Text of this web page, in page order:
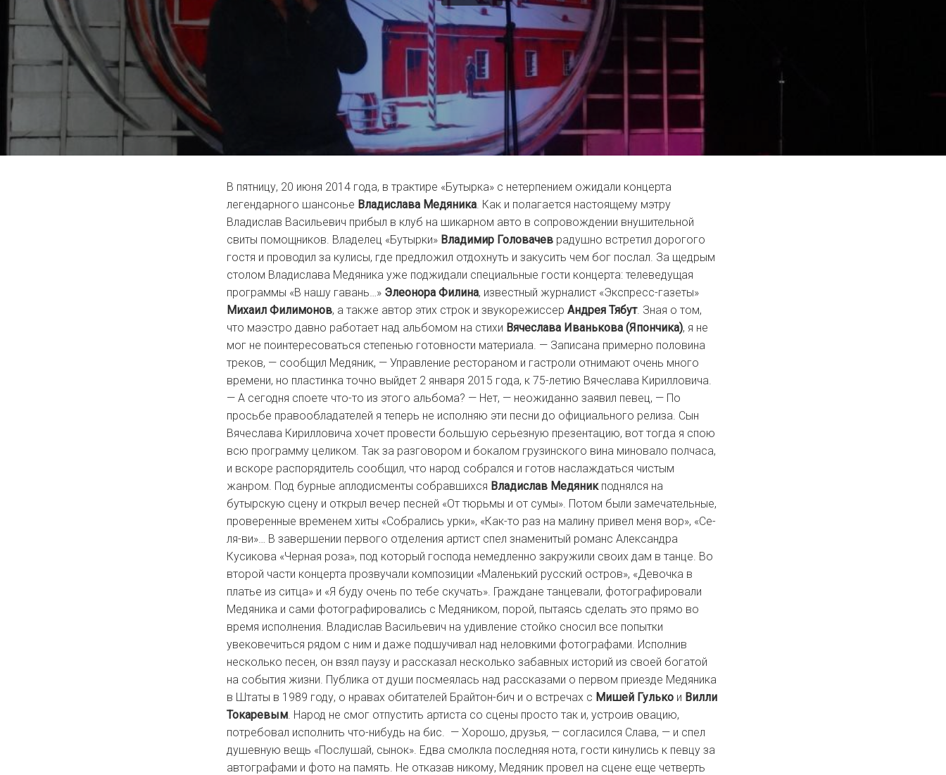
В пятницу, 20 июня 2014 года, в трактире «Бутырка» с нетерпением ожидали концерта
легендарного шансонье Владислава Медяника . Как и полагается настоящему мэтру
Владислав Васильевич прибыл в клуб на шикарном авто в сопровождении внушительной
свиты помощников. Владелец «Бутырки» Владимир Головачев радушно встретил дорогого
гостя и проводил за кулисы, где предложил отдохнуть и закусить чем бог послал. За щедрым
столом Владислава Медяника уже поджидали специальные гости концерта: телеведущая
программы «В нашу гавань…» Элеонора Филина, известный журналист «Экспресс-газеты»
Михаил Филимонов, а также автор этих строк и звукорежиссер Андрея Тябут. Зная о том,
что маэстро давно работает над альбомом на стихи Вячеслава Иванькова (Япончика), я не
мог не поинтересоваться степенью готовности материала. — Записана примерно половина
треков, — сообщил Медяник, — Управление рестораном и гастроли отнимают очень много
времени, но пластинка точно выйдет 2 января 2015 года, к 75-летию Вячеслава Кирилловича.
— А сегодня споете что-то из этого альбома? — Нет, — неожиданно заявил певец, — По
просьбе правообладателей я теперь не исполняю эти песни до официального релиза. Сын
Вячеслава Кирилловича хочет провести большую серьезную презентацию, вот тогда я спою
всю программу целиком. Так за разговором и бокалом грузинского вина миновало полчаса,
и вскоре распорядитель сообщил, что народ собрался и готов наслаждаться чистым
жанром. Под бурные аплодисменты собравшихся Владислав Медяникподнялся на
бутырскую сцену и открыл вечер песней «От тюрьмы и от сумы». Потом были замечательные,
проверенные временем хиты «Собрались урки», «Как-то раз на малину привел меня вор», «Се-
ля-ви»… В завершении первого отделения артист спел знаменитый романс Александра
Кусикова «Черная роза», под который господа немедленно закружили своих дам в танце. Во
второй части концерта прозвучали композиции «Маленький русский остров», «Девочка в
платье из ситца» и «Я буду очень по тебе скучать». Граждане танцевали, фотографировали
Медяника и сами фотографировались с Медяником, порой, пытаясь сделать это прямо во
время исполнения. Владислав Васильевич на удивление стойко сносил все попытки
увековечиться рядом с ним и даже подшучивал над неловкими фотографами. Исполнив
несколько песен, он взял паузу и рассказал несколько забавных историй из своей богатой
на события жизни. Публика от души посмеялась над рассказами о первом приезде Медяника
в Штаты в 1989 году, о нравах обитателей Брайтон-бич и о встречах с Мишей Гулько и Вилли
Токаревым . Народ не смог отпустить артиста со сцены просто так и, устроив овацию,
потребовал исполнить что-нибудь на бис. — Хорошо, друзья, — согласился Слава, — и спел
душевную вещь «Послушай, сынок». Едва смолкла последняя нота, гости кинулись к певцу за
автографами и фото на память. Не отказав никому, Медяник провел на сцене еще четверть